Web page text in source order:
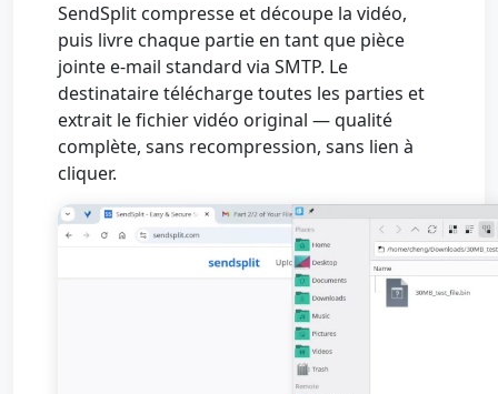
SendSplit compresse et découpe la vidéo,
puis livre chaque partie en tant que pièce
jointe e-mail standard via SMTP. Le
destinataire télécharge toutes les parties et
extrait le fichier vidéo original — qualité
complète, sans recompression, sans lien à
cliquer.